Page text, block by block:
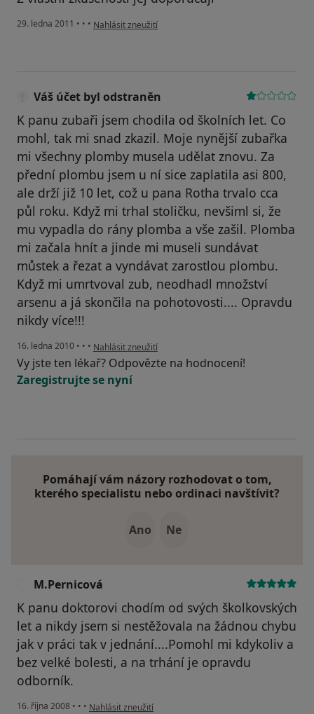
29. ledna 2011 • • • podle názoru uživatele Pacient
Nahlásit zneužití
Váš účet byl odstraněn
K panu zubaři jsem chodila od školních let. Co
mohl, tak mi snad zkazil. Moje nynější zubařka
mi všechny plomby musela udělat znovu. Za
přední plombu jsem u ní sice zaplatila asi 800,
ale drží již 10 let, což u pana Rotha trvalo cca
půl roku. Když mi trhal stoličku, nevšiml si, že
mu vypadla do rány plomba a vše zašil. Plomba
mi začala hnít a jinde mi museli sundávat
můstek a řezat a vyndávat zarostlou plombu.
Když mi umrtvoval zub, neodhadl množství
arsenu a já skončila na pohotovosti.... Opravdu
nikdy více!!!
16. ledna 2010 • • • podle názoru uživatele Váš účet byl odstraněn
Nahlásit zneužití
Vy jste ten lékař? Odpovězte na hodnocení!
Zaregistrujte se nyní
Pomáhají vám názory rozhodovat o tom,
kterého specialistu nebo ordinaci navštívit?
Ano Ne
M.Pernicová
K panu doktorovi chodím od svých školkovských
let a nikdy jsem si nestěžovala na žádnou chybu
jak v práci tak v jednání....Pomohl mi kdykoliv a
bez velké bolesti, a na trhání je opravdu
odborník.
16. října 2008 • • • podle názoru uživatele M.Pernicová
Nahlásit zneužití